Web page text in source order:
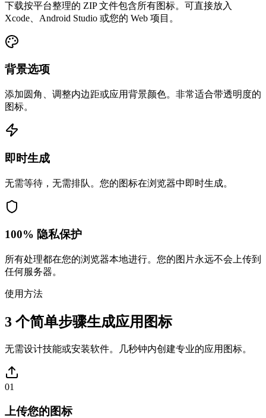
下载按平台整理的 ZIP 文件包含所有图标。可直接放入
Xcode、Android Studio 或您的 Web 项目。
背景选项
添加圆角、调整内边距或应用背景颜色。非常适合带透明度的
图标。
即时生成
无需等待，无需排队。您的图标在浏览器中即时生成。
100% 隐私保护
所有处理都在您的浏览器本地进行。您的图片永远不会上传到
任何服务器。
使用方法
3 个简单步骤生成应用图标
无需设计技能或安装软件。几秒钟内创建专业的应用图标。
01
上传您的图标